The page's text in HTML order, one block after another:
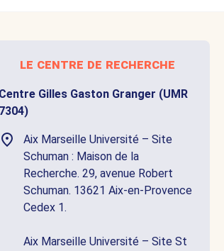
le centre de recherche
Centre Gilles Gaston Granger (UMR
7304)
Aix Marseille Université – Site
Schuman : Maison de la
Recherche. 29, avenue Robert
Schuman. 13621 Aix-en-Provence
Cedex 1.
Aix Marseille Université – Site St